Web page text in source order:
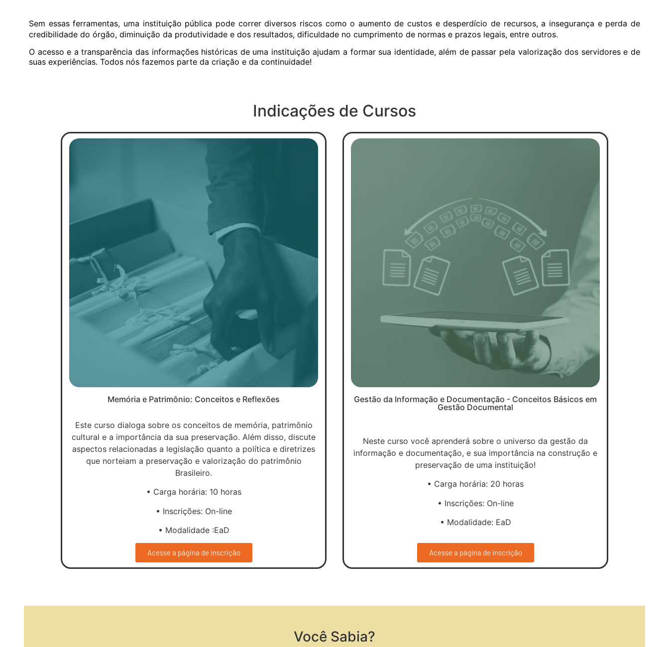
Sem essas ferramentas, uma instituição pública pode correr diversos riscos como o aumento de custos e desperdício de recursos, a insegurança e perda de
credibilidade do órgão, diminuição da produtividade e dos resultados, dificuldade no cumprimento de normas e prazos legais, entre outros.
O acesso e a transparência das informações históricas de uma instituição ajudam a formar sua identidade, além de passar pela valorização dos servidores e de
suas experiências. Todos nós fazemos parte da criação e da continuidade!
Indicações de Cursos
Memória e Patrimônio: Conceitos e Reflexões
Este curso dialoga sobre os conceitos de memória, patrimônio
cultural e a importância da sua preservação. Além disso, discute
aspectos relacionadas a legislação quanto a política e diretrizes
que norteiam a preservação e valorização do patrimônio
Brasileiro.
• Carga horária: 10 horas
• Inscrições: On-line
• Modalidade :EaD
Acesse a página de inscrição
Gestão da Informação e Documentação - Conceitos Básicos em
Gestão Documental
Neste curso você aprenderá sobre o universo da gestão da
informação e documentação, e sua importância na construção e
preservação de uma instituição!
• Carga horária: 20 horas
• Inscrições: On-line
• Modalidade: EaD
Acesse a página de inscrição
Você Sabia?